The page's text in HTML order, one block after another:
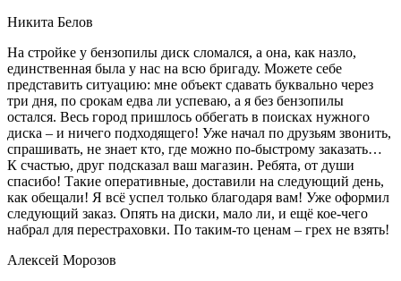
Никита Белов
На стройке у бензопилы диск сломался, а она, как назло,
единственная была у нас на всю бригаду. Можете себе
представить ситуацию: мне объект сдавать буквально через
три дня, по срокам едва ли успеваю, а я без бензопилы
остался. Весь город пришлось оббегать в поисках нужного
диска – и ничего подходящего! Уже начал по друзьям звонить,
спрашивать, не знает кто, где можно по-быстрому заказать…
К счастью, друг подсказал ваш магазин. Ребята, от души
спасибо! Такие оперативные, доставили на следующий день,
как обещали! Я всё успел только благодаря вам! Уже оформил
следующий заказ. Опять на диски, мало ли, и ещё кое-чего
набрал для перестраховки. По таким-то ценам – грех не взять!
Алексей Морозов